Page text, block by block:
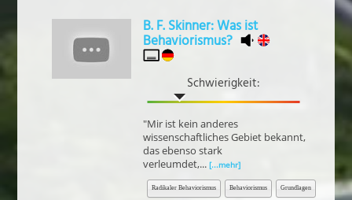
B. F. Skinner: Was ist
Behaviorismus?
Schwierigkeit:
"Mir ist kein anderes
wissenschaftliches Gebiet bekannt,
das ebenso stark
verleumdet,... [...mehr]
Radikaler Behaviorismus Behaviorismus Grundlagen